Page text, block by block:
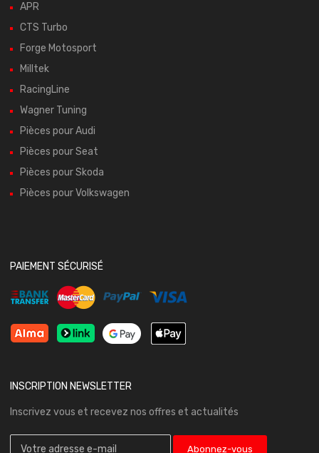
APR
CTS Turbo
Forge Motosport
Milltek
RacingLine
Wagner Tuning
Pièces pour Audi
Pièces pour Seat
Pièces pour Skoda
Pièces pour Volkswagen
PAIEMENT SÉCURISÉ
INSCRIPTION NEWSLETTER
Inscrivez vous et recevez nos offres et actualités